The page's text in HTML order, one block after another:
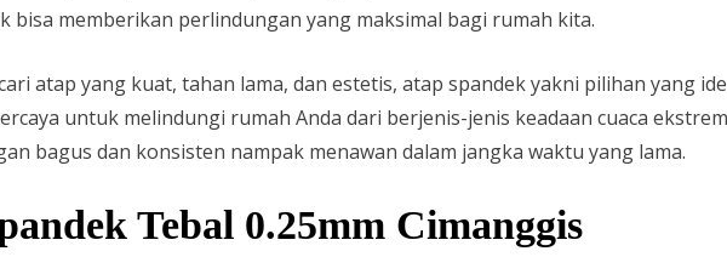
bisa memberikan perlindungan yang maksimal bagi rumah kita.
atap yang kuat, tahan lama, dan estetis, atap spandek yakni pilihan yang
untuk melindungi rumah Anda dari berjenis-jenis keadaan cuaca
bagus dan konsisten nampak menawan dalam jangka waktu yang lama.
Tebal 0.25mm Cimanggis